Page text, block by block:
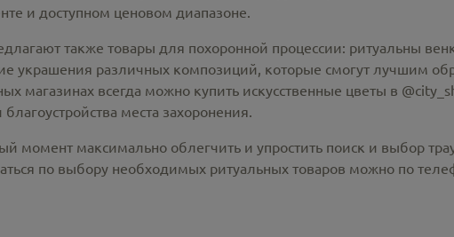
и доступном ценовом диапазоне.
также товары для похоронной процессии: ритуальны
украшения различных композиций, которые смогут лучшим
магазинах всегда можно купить искусственные цветы в
места захоронения.
момент максимально облегчить и упростить поиск и выбор
по выбору необходимых ритуальных товаров можно по